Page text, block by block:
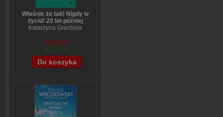
Właśnie że tak! Nigdy w
życiu! 20 lat później
Katarzyna Grochola
65,09 zł
52,27 zł